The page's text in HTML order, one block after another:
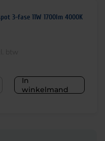
3-fase 11W 1700lm 4000K
In
winkelmand